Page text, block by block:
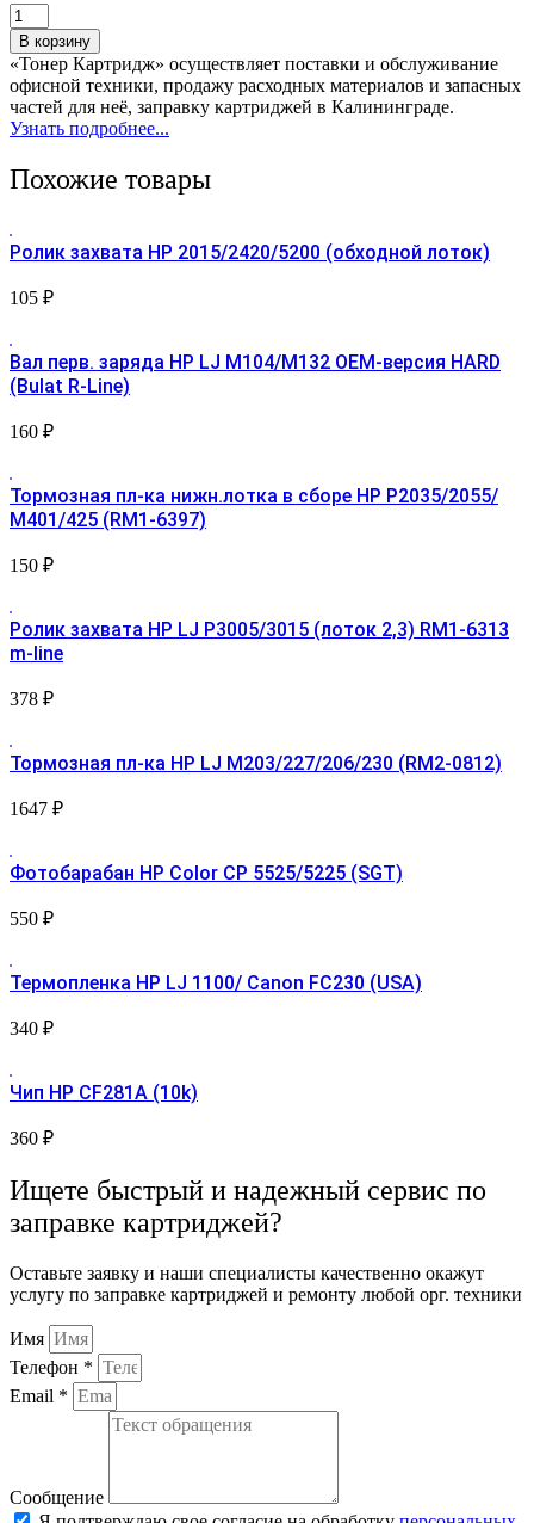
Количество
товара
Втулка
рез/
в
(комп
2шт)
LJ
В корзину
«Тонер Картридж» осуществляет поставки и обслуживание
офисной техники, продажу расходных материалов и запасных
частей для неё, заправку картриджей в Калининграде.
Узнать подробнее...
Похожие товары
Ролик захвата HP 2015/2420/5200 (обходной лоток)
105 ₽
Вал перв. заряда HP LJ M104/М132 ОЕМ-версия HARD
(Bulat R-Line)
160 ₽
Тормозная пл-ка нижн.лотка в сборе НР Р2035/2055/
М401/425 (RM1-6397)
150 ₽
Ролик захвата HP LJ P3005/3015 (лоток 2,3) RM1-6313
m-line
378 ₽
Тормозная пл-ка HP LJ М203/227/206/230 (RM2-0812)
1647 ₽
Фотобарабан HP Color CP 5525/5225 (SGT)
550 ₽
Термопленка HP LJ 1100/ Canon FC230 (USA)
340 ₽
Чип HP CF281A (10k)
360 ₽
Ищете быстрый и надежный сервис по
заправке картриджей?
Оставьте заявку и наши специалисты качественно окажут
услугу по заправке картриджей и ремонту любой орг. техники
Имя
Телефон *
Email *
Сообщение